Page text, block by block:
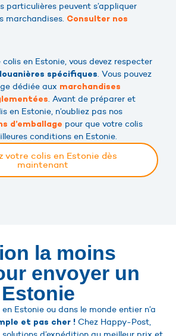
particulières peuvent s’appliquer
marchandises. Consulter nos
colis en Estonie, vous devez respecter
spécifiques. Vous pouvez
dédiée aux marchandises
. Avant de préparer et
en Estonie, n’oubliez pas nos
d’emballage pour que votre colis
conditions en Estonie.
votre colis en Estonie dès
maintenant
la moins
envoyer un
Estonie ou dans le monde entier n’a
et pas cher ! Chez Happy-Post,